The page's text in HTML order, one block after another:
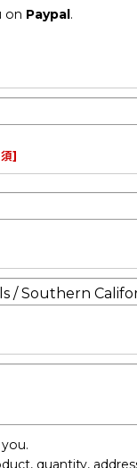
on Paypal.
]
quantity,